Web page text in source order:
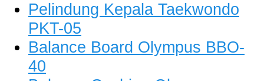
Pelindung Kepala Taekwondo
PKT-05
Balance Board Olympus BBO-
40